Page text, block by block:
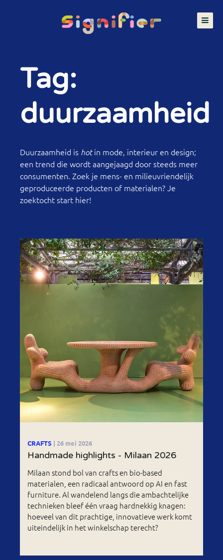
Tag:
duurzaamheid
Duurzaamheid is hotin mode, interieur en design;
een trend die wordt aangejaagd door steeds meer
consumenten. Zoek je mens- en milieuvriendelijk
geproduceerde producten of materialen? Je
zoektocht start hier!
CRAFTS | 26 mei 2026
Handmade highlights - Milaan 2026
Milaan stond bol van crafts en bio-based
materialen, een radicaal antwoord op AI en fast
furniture. Al wandelend langs die ambachtelijke
technieken bleef één vraag hardnekkig knagen:
hoeveel van dit prachtige, innovatieve werk komt
uiteindelijk in het winkelschap terecht?